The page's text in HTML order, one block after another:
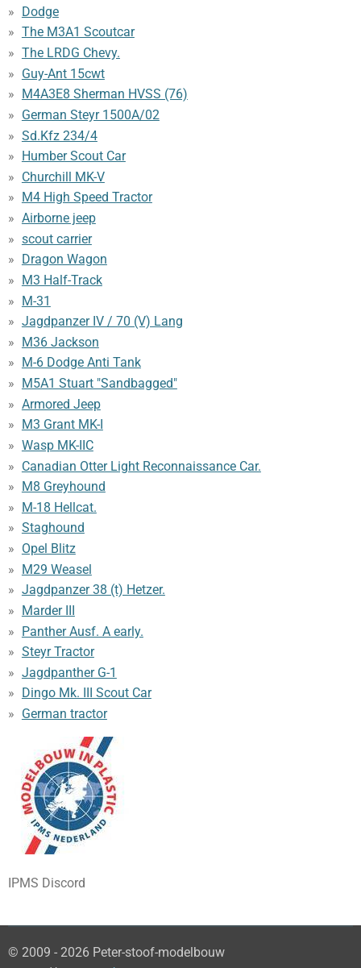
Dodge
The M3A1 Scoutcar
The LRDG Chevy.
Guy-Ant 15cwt
M4A3E8 Sherman HVSS (76)
German Steyr 1500A/02
Sd.Kfz 234/4
Humber Scout Car
Churchill MK-V
M4 High Speed Tractor
Airborne jeep
scout carrier
Dragon Wagon
M3 Half-Track
M-31
Jagdpanzer IV / 70 (V) Lang
M36 Jackson
M-6 Dodge Anti Tank
M5A1 Stuart "Sandbagged"
Armored Jeep
M3 Grant MK-I
Wasp MK-IIC
Canadian Otter Light Reconnaissance Car.
M8 Greyhound
M-18 Hellcat.
Staghound
Opel Blitz
M29 Weasel
Jagdpanzer 38 (t) Hetzer.
Marder III
Panther Ausf. A early.
Steyr Tractor
Jagdpanther G-1
Dingo Mk. III Scout Car
German tractor
IPMS Discord
© 2009 - 2026 Peter-stoof-modelbouw